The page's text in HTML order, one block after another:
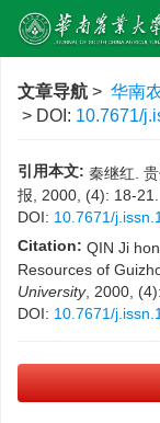
文章导航 > 华南
> DOI: 10.7671/
引用本文: 秦继红.
报, 2000, (4): 18-21.
DOI: 10.7671/
Citation: QIN Ji
Resources of
University, 2000,
DOI: 10.7671/